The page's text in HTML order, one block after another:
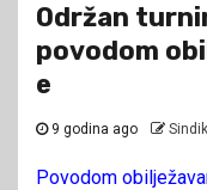
Održan
povodom
e
9 godina ago
Povodom